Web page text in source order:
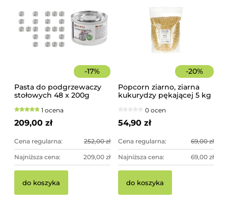
-17%
Pasta do podgrzewaczy
stołowych 48 x 200g
1 ocena
209,00 zł
Cena regularna: 252,00 zł
Najniższa cena: 209,00 zł
do koszyka
-20%
Popcorn ziarno, ziarna
kukurydzy pękającej 5 kg
0 ocen
54,90 zł
Cena regularna: 69,00 zł
Najniższa cena: 69,00 zł
do koszyka